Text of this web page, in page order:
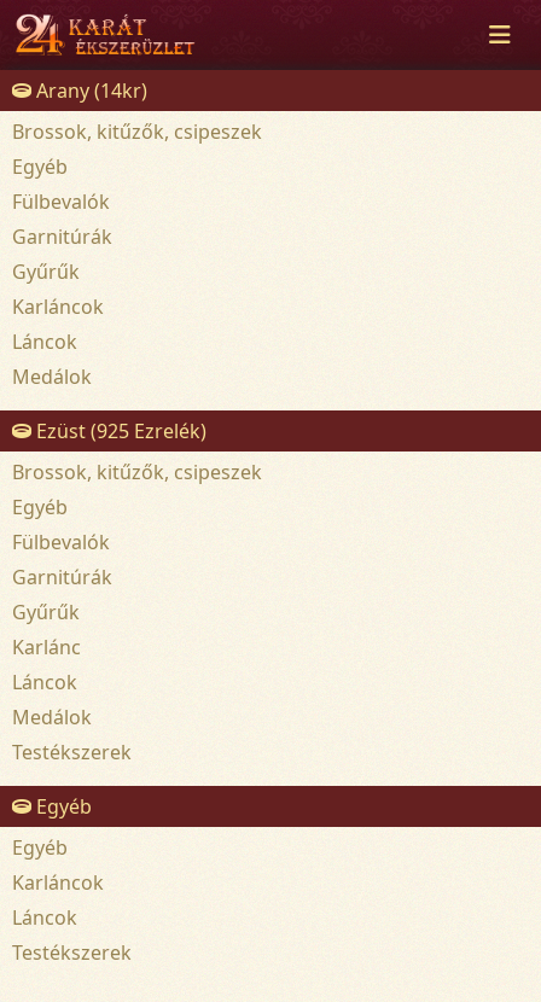
Arany (14kr)
Brossok, kitűzők, csipeszek
Egyéb
Fülbevalók
Garnitúrák
Gyűrűk
Karláncok
Láncok
Medálok
Ezüst (925 Ezrelék)
Brossok, kitűzők, csipeszek
Egyéb
Fülbevalók
Garnitúrák
Gyűrűk
Karlánc
Láncok
Medálok
Testékszerek
Egyéb
Egyéb
Karláncok
Láncok
Testékszerek